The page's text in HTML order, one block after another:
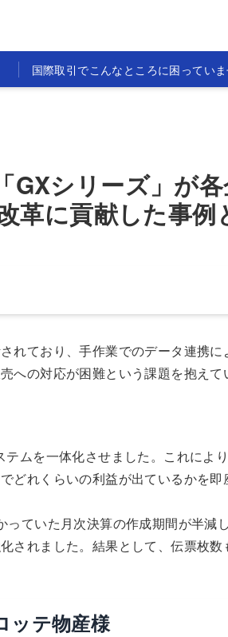
国際取引でこんなところに困ってい
GXシリーズ」が
革に貢献した事例
れており、手作業でのデータ連携に
の対応が困難という課題を抱えて
ムを一体化させました。これによ
どれくらいの利益が出ているかを
ていた月次決算の作成期間が半減
されました。結果として、伝票枚
ッテ物産様